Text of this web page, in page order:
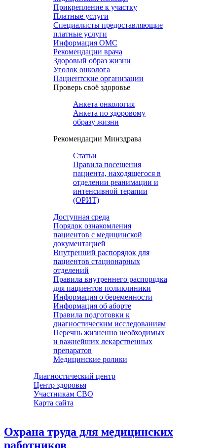
Прикрепление к участку
Платные услуги
Специалисты предоставляющие
платные услуги
Информация ОМС
Рекомендации врача
Здоровый образ жизни
Уголок онколога
Пациентские организации
Проверь своё здоровье
Анкета онкология
Анкета по здоровому
образу жизни
Рекомендации Минздрава
Статьи
Правила посещения
пациента, находящегося в
отделении реанимации и
интенсивной терапии
(ОРИТ)
Доступная среда
Порядок ознакомления
пациентов с медицинской
документацией
Внутренний распорядок для
пациентов стационарных
отделений
Правила внутреннего распорядка
для пациентов поликлиники
Информация о беременности
Информация об аборте
Правила подготовки к
диагностическим исследованиям
Перечнь жизненно необходимых
и важнейших лекарственных
препаратов
Медицинские ролики
Диагностический центр
Центр здоровья
Участникам СВО
Карта сайта
Охрана труда для медицинских
работников